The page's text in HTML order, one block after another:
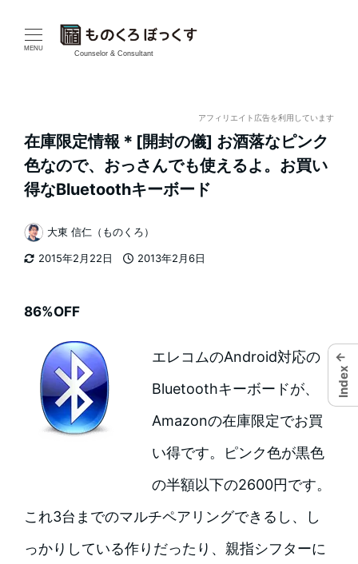
MENU
Counselor & Consultant
アフィリエイト広告を利用しています
在庫限定情報＊[開封の儀] お酒落なピンク
色なので、おっさんでも使えるよ。お買い
得なBluetoothキーボード
2015年2月22日
2013年2月6日
著
者
大東 信仁（ものくろ）
86%OFF
エレコムのAndroid対応の
Bluetoothキーボードが、
Amazonの在庫限定でお買
い得です。ピンク色が黒色
の半額以下の2600円です。
これ3台までのマルチペアリングできるし、し
っかりしている作りだったり、親指シフターに
←
Index